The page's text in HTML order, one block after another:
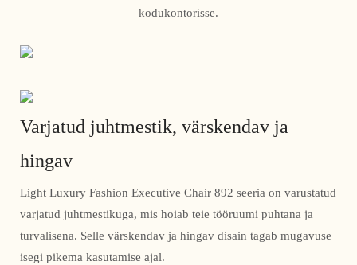
kodukontorisse.
Varjatud juhtmestik, värskendav ja
hingav
Light Luxury Fashion Executive Chair 892 seeria on varustatud
varjatud juhtmestikuga, mis hoiab teie tööruumi puhtana ja
turvalisena. Selle värskendav ja hingav disain tagab mugavuse
isegi pikema kasutamise ajal.